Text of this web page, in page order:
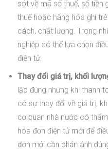
sót về mã số thuế, số tiền
thuế hoặc hàng hóa ghi
cách, chất lượng. Trong
nghiệp có thể lựa chọn
điện tử.
Thay đổi giá trị, khối
lập đúng nhưng khi thanh
có sự thay đổi về giá trị,
cơ quan nhà nước có
hóa đơn điện tử mới để
đơn mới cần phản ánh